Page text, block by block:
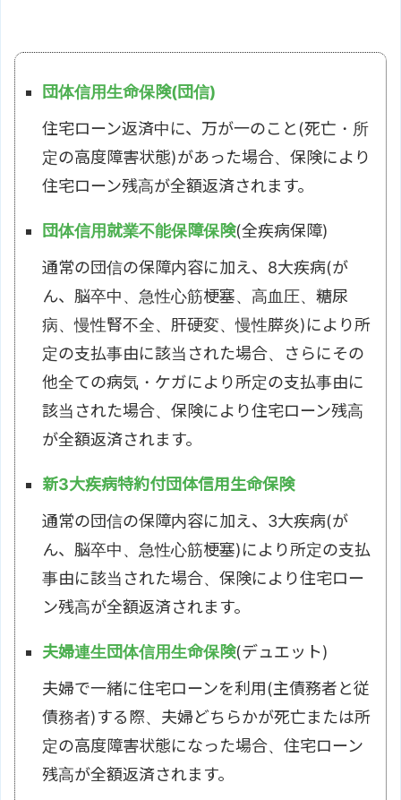
団体信用生命保険(団信)
住宅ローン返済中に、万が一のこと(死亡・所
定の高度障害状態)があった場合、保険により
住宅ローン残高が全額返済されます。
団体信用就業不能保障保険(全疾病保障)
通常の団信の保障内容に加え、8大疾病(が
ん、脳卒中、急性心筋梗塞、高血圧、糖尿
病、慢性腎不全、肝硬変、慢性膵炎)により所
定の支払事由に該当された場合、さらにその
他全ての病気・ケガにより所定の支払事由に
該当された場合、保険により住宅ローン残高
が全額返済されます。
新3大疾病特約付団体信用生命保険
通常の団信の保障内容に加え、3大疾病(が
ん、脳卒中、急性心筋梗塞)により所定の支払
事由に該当された場合、保険により住宅ロー
ン残高が全額返済されます。
夫婦連生団体信用生命保険(デュエット)
夫婦で一緒に住宅ローンを利用(主債務者と従
債務者)する際、夫婦どちらかが死亡または所
定の高度障害状態になった場合、住宅ローン
残高が全額返済されます。